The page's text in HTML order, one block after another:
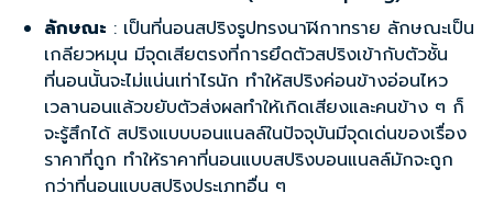
ลักษณะ : เป็นที่นอนสปริงรูปทรงนาฬิกาทราย ลักษณะเป็น
เกลียวหมุน มีจุดเสียตรงที่การยึดตัวสปริงเข้ากับตัวชั้น
ที่นอนนั้นจะไม่แน่นเท่าไรนัก ทำให้สปริงค่อนข้างอ่อนไหว
เวลานอนแล้วขยับตัวส่งผลทำให้เกิดเสียงและคนข้าง ๆ ก็
จะรู้สึกได้ สปริงแบบบอนแนลล์ในปัจจุบันมีจุดเด่นของเรื่อง
ราคาที่ถูก ทำให้ราคาที่นอนแบบสปริงบอนแนลล์มักจะถูก
กว่าที่นอนแบบสปริงประเภทอื่น ๆ